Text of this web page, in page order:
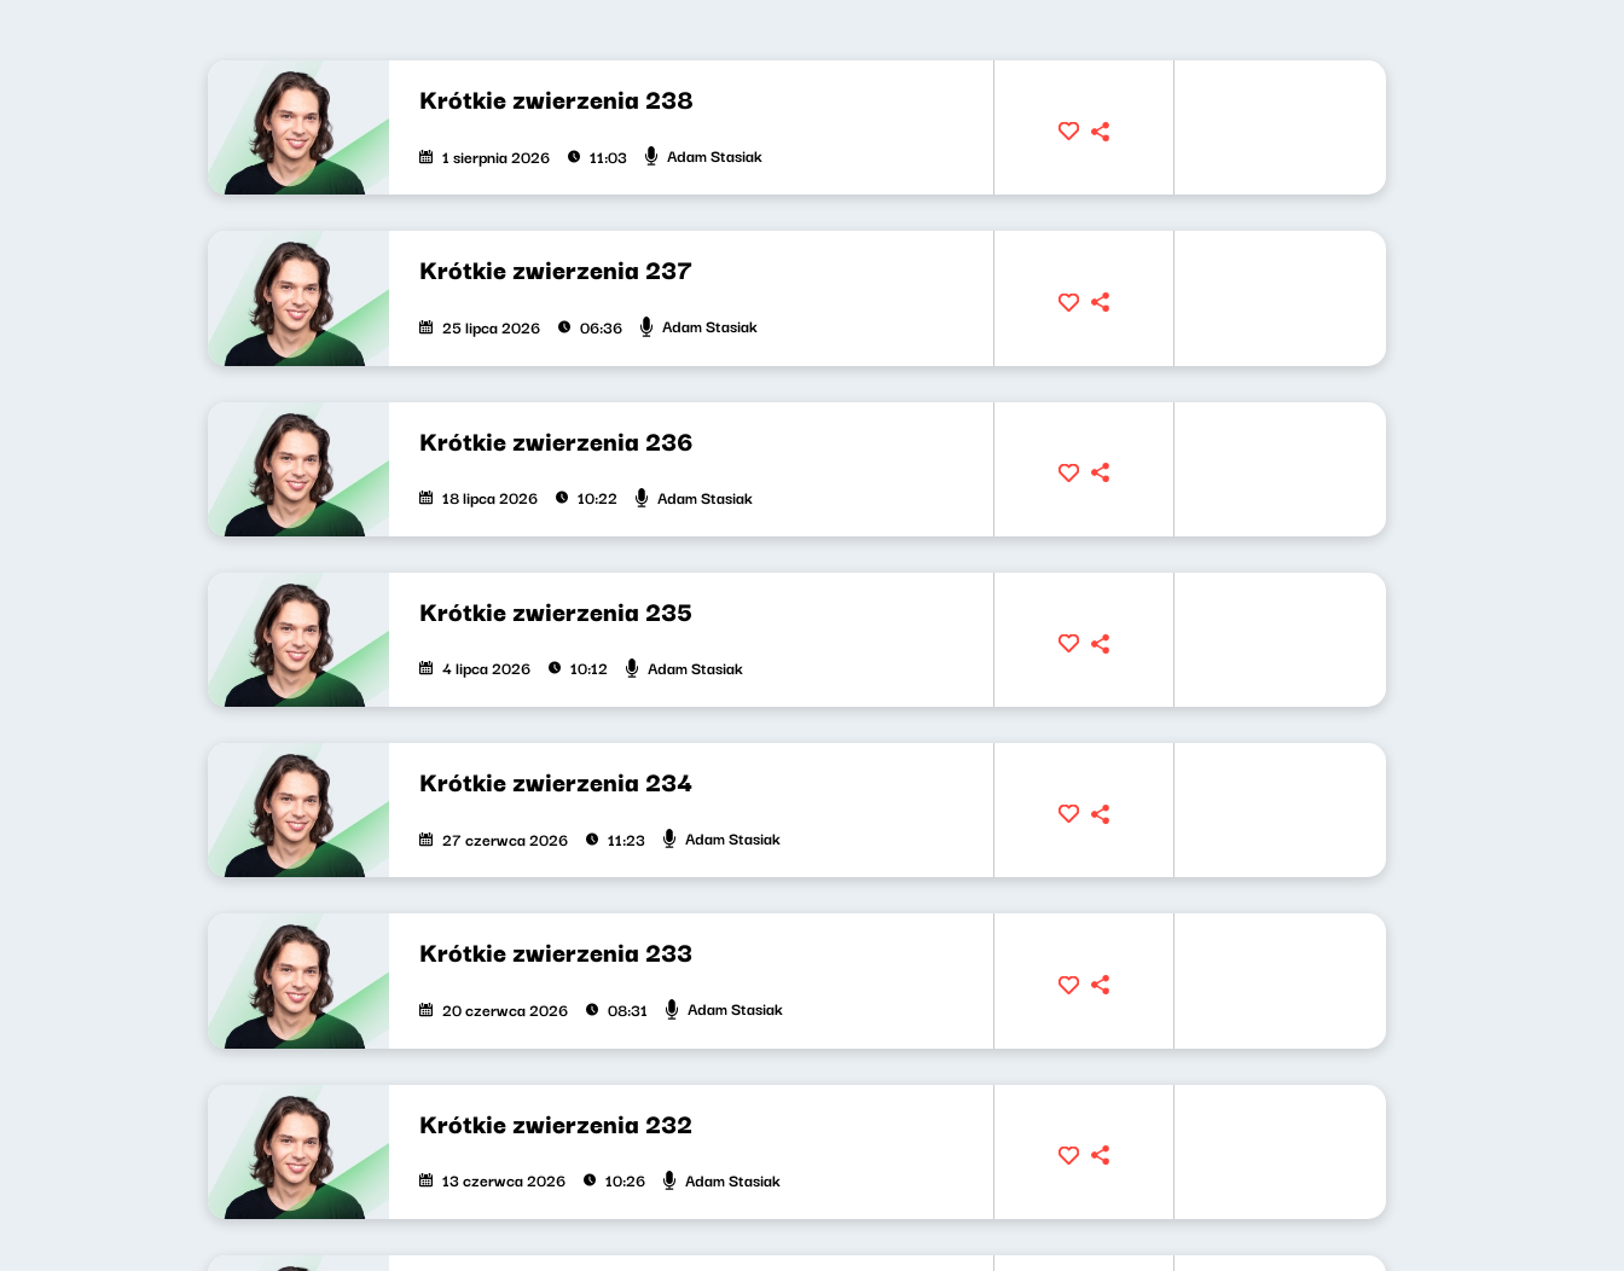
Krótkie zwierzenia 238
1 sierpnia 2026 11:03 Adam Stasiak
Krótkie zwierzenia 237
25 lipca 2026 06:36 Adam Stasiak
Krótkie zwierzenia 236
18 lipca 2026 10:22 Adam Stasiak
Krótkie zwierzenia 235
4 lipca 2026 10:12 Adam Stasiak
Krótkie zwierzenia 234
27 czerwca 2026 11:23 Adam Stasiak
Krótkie zwierzenia 233
20 czerwca 2026 08:31 Adam Stasiak
Krótkie zwierzenia 232
13 czerwca 2026 10:26 Adam Stasiak